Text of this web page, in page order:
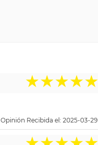
★★★★★
Opinión Recibida el: 2025-03-29